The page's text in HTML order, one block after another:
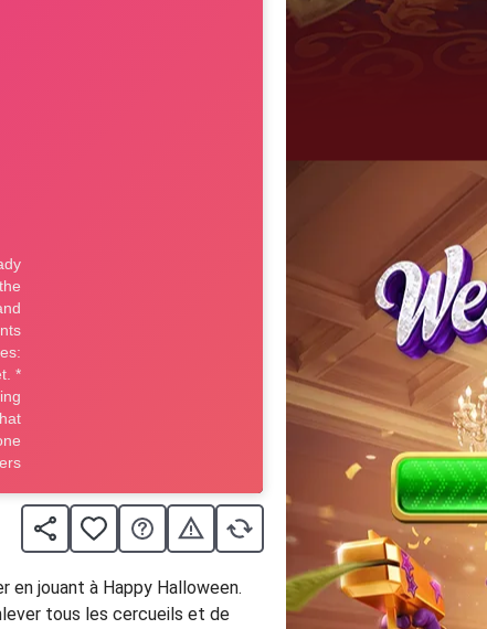
en jouant à Happy Halloween.
tous les cercueils et de